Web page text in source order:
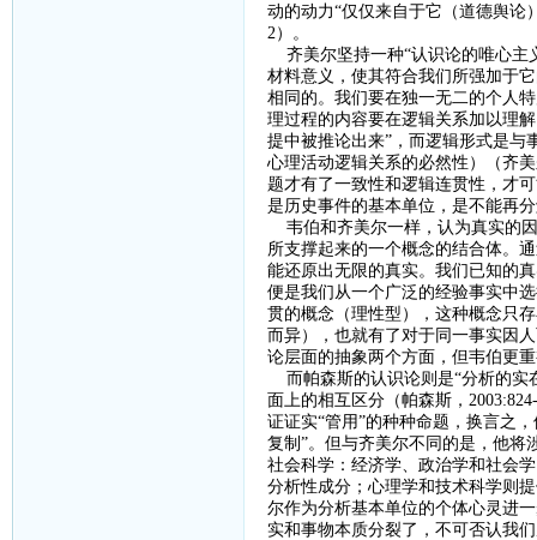
动的动力“仅仅来自于它（道德舆论
2 ）。
齐美尔坚持一种“认识论的唯心主
材料意义，使其符合我们所强加于
相同的。我们要在独一无二的个人
理过程的内容要在逻辑关系加以理
提中被推论出来”，而逻辑形式是与
心理活动逻辑关系的必然性）（齐
题才有了一致性和逻辑连贯性，才
是历史事件的基本单位，是不能再
韦伯和齐美尔一样，认为真实的
所支撑起来的一个概念的结合体。
能还原出无限的真实。我们已知的
便是我们从一个广泛的经验事实中
贯的概念（理性型），这种概念只
而异），也就有了对于同一事实因
论层面的抽象两个方面，但韦伯更
而帕森斯的认识论则是“分析的实
面上的相互区分（帕森斯，
证证实“管用”的种种命题，换言之
复制”。但与齐美尔不同的是，他将
社会科学：经济学、政治学和社会
分析性成分；心理学和技术科学则
尔作为分析基本单位的个体心灵进
实和事物本质分裂了，不可否认我